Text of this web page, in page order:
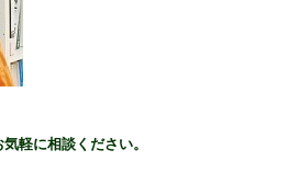
軽に相談ください。